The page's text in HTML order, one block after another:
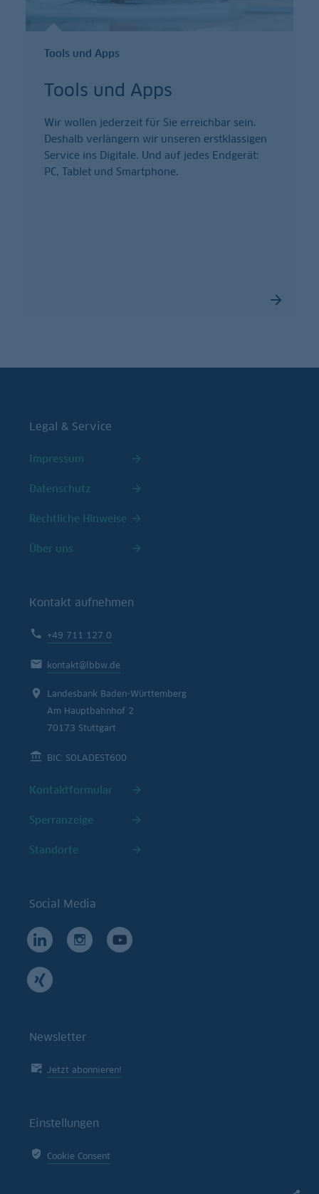
Tools und Apps
Tools und Apps
Wir wollen jederzeit für Sie erreichbar sein.
Deshalb verlängern wir unseren erstklassigen
Service ins Digitale. Und auf jedes Endgerät:
PC, Tablet und Smartphone.
Legal & Service
Impressum
Datenschutz
Rechtliche Hinweise
Über uns
Kontakt aufnehmen
+49 711 127 0
kontakt@lbbw.de
Landesbank Baden-Württemberg
Am Hauptbahnhof 2
70173 Stuttgart
BIC: SOLADEST600
Kontaktformular
Sperranzeige
Standorte
Social Media
Newsletter
Jetzt abonnieren!
Einstellungen
Cookie Consent